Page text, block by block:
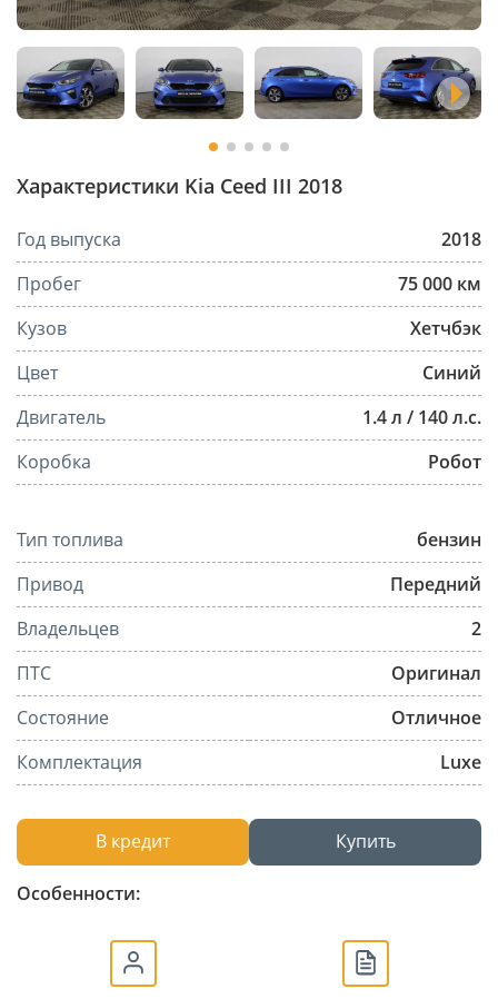
Характеристики Kia Ceed III 2018
Год выпуска
2018
Пробег
75 000 км
Кузов
Хетчбэк
Цвет
Синий
Двигатель
1.4 л / 140 л.с.
Коробка
Робот
Тип топлива
бензин
Привод
Передний
Владельцев
2
ПТС
Оригинал
Состояние
Отличное
Комплектация
Luxe
В кредит Купить
Особенности: